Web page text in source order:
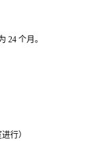
24 个月。
行）